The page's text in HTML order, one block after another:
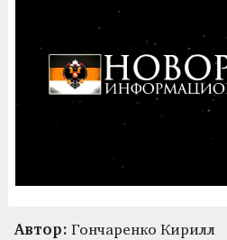
Автор: Гончаренко Кирилл